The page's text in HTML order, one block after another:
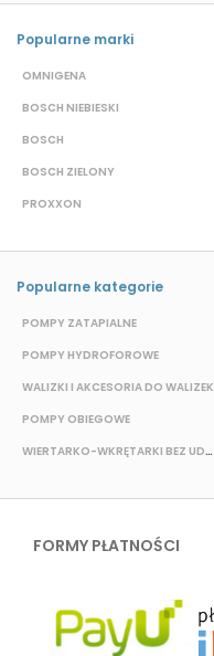
Popularne marki
OMNIGENA
BOSCH NIEBIESKI
BOSCH
BOSCH ZIELONY
PROXXON
Popularne kategorie
POMPY ZATAPIALNE
POMPY HYDROFOROWE
WALIZKI I AKCESORIA DO WALIZEK
POMPY OBIEGOWE
WIERTARKO-WKRĘTARKI BEZ UDAROWE
FORMY PŁATNOŚCI